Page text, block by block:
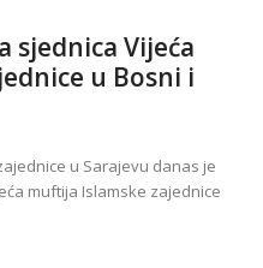
sjednica Vijeća
u Bosni i
u Sarajevu danas je
muftija Islamske zajednice